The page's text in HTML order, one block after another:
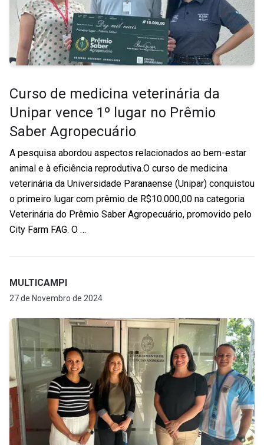
Curso de medicina veterinária da
Unipar vence 1º lugar no Prêmio
Saber Agropecuário
A pesquisa abordou aspectos relacionados ao bem-estar
animal e à eficiência reprodutiva.O curso de medicina
veterinária da Universidade Paranaense (Unipar) conquistou
o primeiro lugar com prêmio de R$10.000,00 na categoria
Veterinária do Prêmio Saber Agropecuário, promovido pelo
City Farm FAG. O …
MULTICAMPI
27 de Novembro de 2024